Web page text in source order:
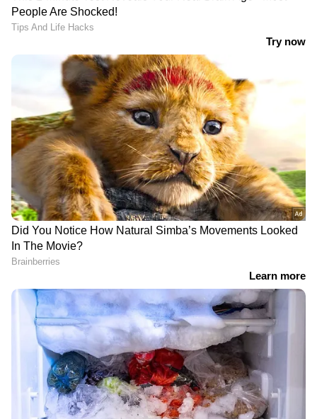
DOWNLOAD APP
തുരങ്കപാതയുടെ
നിർമ്മാണവുമായി
ബന്ധപ്പെട്ട്
കൂട്ടിയിട്ടിരിക്കുന്ന മണ്ണ്
സമർപ്പിക്കാൻ വിദഗ്ധ
സമിതി
'ആത്മവിശ്വാസമുള്ള
ശബ്‍ദമായി ഇന്ത്യ
ഹീലിംഗ് പവർ ആയി
മാറണം'; വിദേശനയത്തിൽ
സെമിനാർ സംഘടിപ്പിച്ചു
സദറുൽ അനാം
സാവരിയയെ മതം മാറാൻ
നിർബന്ധിച്ചെന്ന
ക്ലാസ് സമയത്ത് പണം
കൊടുത്ത് വിദ്യാർത്ഥിയെ
മദ്യം വാങ്ങാൻ പറഞ്ഞയച്ച്